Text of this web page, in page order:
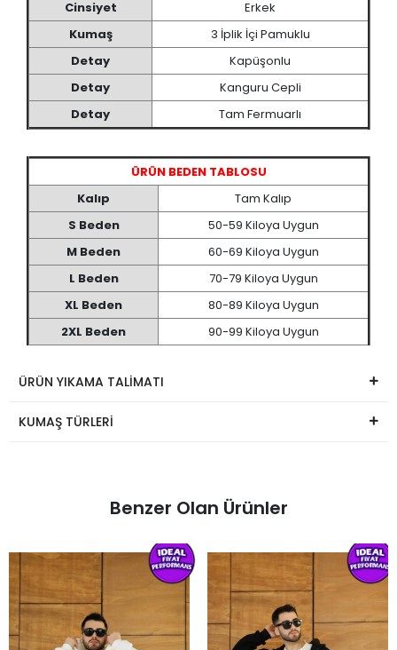
Cinsiyet
Erkek
Kumaş
3 İplik İçi Pamuklu
Detay
Kapüşonlu
Detay
Kanguru Cepli
Detay
Tam Fermuarlı
ÜRÜN BEDEN TABLOSU
Kalıp
Tam Kalıp
S Beden
50-59 Kiloya Uygun
M Beden
60-69 Kiloya Uygun
L Beden
70-79 Kiloya Uygun
XL Beden
80-89 Kiloya Uygun
2XL Beden
90-99 Kiloya Uygun
ÜRÜN YIKAMA TALİMATI
KUMAŞ TÜRLERİ
Benzer Olan Ürünler